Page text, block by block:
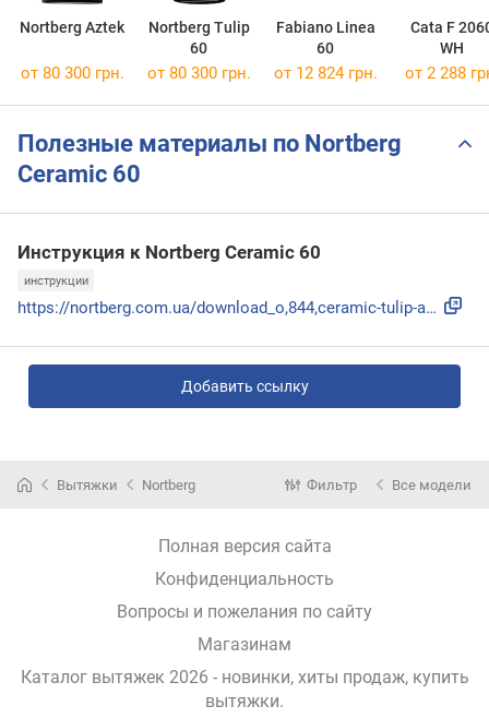
Nortberg Aztek
Nortberg Tulip
60
Fabiano Linea
60
Cata F
WH
от 80 300 грн. от 80 300 грн. от 12 824 грн. от 2 288
Полезные материалы по Nortberg
Ceramic 60
Инструкция к Nortberg Ceramic 60
инструкции
https://nortberg.com.ua/download_o,844,ceramic-tulip-aztek-...
Добавить ссылку
Вытяжки Nortberg Фильтр Все модели
Полная версия сайта
Конфиденциальность
Вопросы и пожелания по сайту
Магазинам
Каталог вытяжек 2026 - новинки, хиты продаж, купить
вытяжки.